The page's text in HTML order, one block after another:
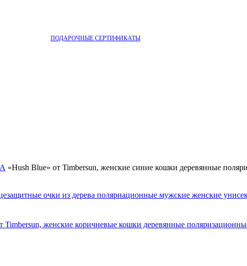
ПОДАРОЧНЫЕ СЕРТИФИКАТЫ
«Hush Blue» от Timbersun, женские синие кошки деревянные
Timbersun, женские коричневые кошки деревянные